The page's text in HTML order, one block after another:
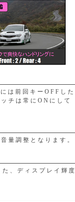
は前回キーOFFした
チは常にONにして
量調整となります。
、ディスプレイ輝度